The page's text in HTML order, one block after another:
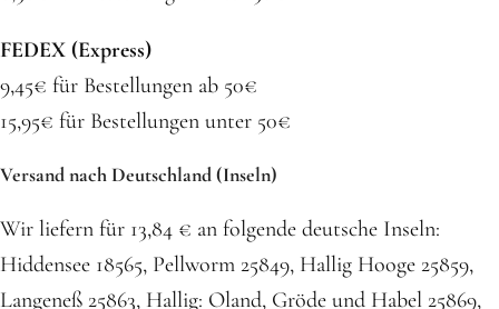
FEDEX (Express)
9,45€ für Bestellungen ab 50€
15,95€ für Bestellungen unter 50€
Versand nach Deutschland (Inseln)
Wir liefern für 13,84 € an folgende deutsche Inseln:
Hiddensee 18565, Pellworm 25849, Hallig Hooge 25859,
Langeneß 25863, Hallig: Oland, Gröde und Habel 25869,